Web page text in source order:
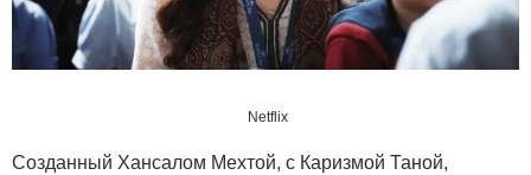
Netflix
Созданный Хансалом Мехтой, с Каризмой Таной,